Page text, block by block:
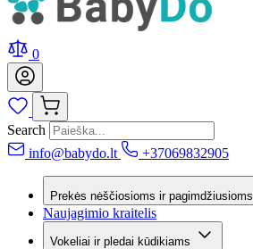
0
Search
info@babydo.lt
+37069832905
Prekės nėščiosioms ir pagimdžiusioms
Naujagimio kraitelis
Vokeliai ir pledai kūdikiams